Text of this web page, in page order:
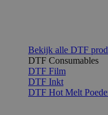
Bekijk alle DTF
DTF Consumables
DTF Film
DTF Inkt
DTF Hot Melt